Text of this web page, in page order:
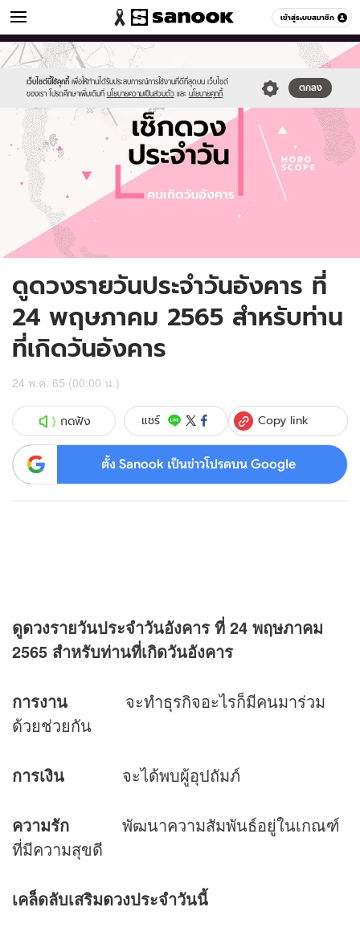
เข้าสู่ระบบสมาชิก
ดูดวง หมวดอื่นๆ
เว็บไซต์นี้ใช้คุกกี้ เพื่อให้ท่านได้รับประสบการณ์การใช้งานที่ดีที่สุดบน เว็บไซต์
ของเรา โปรดศึกษาเพิ่มเติมที่ นโยบายความเป็นส่วนตัว และ นโยบายคุกกี้
ตกลง
Sanook
//s.isanook.com/sr/0/images/logo-
new-
sanook.png
600
60
//s.isanook.com/ho/0/ud/fxd/day/daily-
horoscope-
tuesday.jpg
ดูดวงรายวันประจำวันอังคาร ที่
24 พฤษภาคม 2565 สำหรับท่าน
ที่เกิดวันอังคาร
24 พ.ค. 65 (00:00 น.)
กดฟัง แชร์ Copy link
ตั้ง Sanook เป็นข่าวโปรดบน Google
ดูดวงรายวันประจำวันอังคาร ที่ 24 พฤษภาคม
2565 สำหรับท่านที่เกิดวันอังคาร
การงาน จะทำธุรกิจอะไรก็มีคนมาร่วม
ด้วยช่วยกัน
การเงิน จะได้พบผู้อุปถัมภ์
ความรัก พัฒนาความสัมพันธ์อยู่ในเกณฑ์
ที่มีความสุขดี
เคล็ดลับเสริมดวงประจำวันนี้